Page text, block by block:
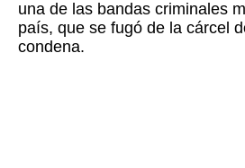
una de las bandas criminales
país, que se fugó de la cárcel
condena.